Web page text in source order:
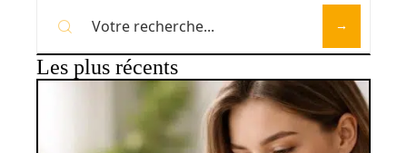
Les plus récents